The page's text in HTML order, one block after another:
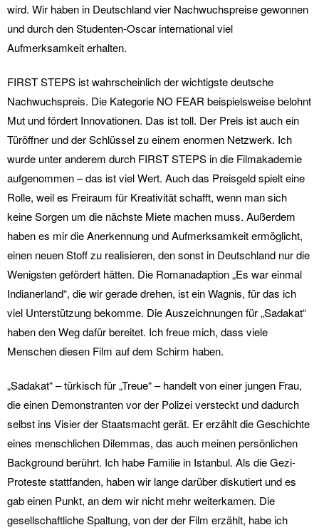
wird. Wir haben in Deutschland vier Nachwuchspreise gewonnen
und durch den Studenten-Oscar international viel
Aufmerksamkeit erhalten.
FIRST STEPS ist wahrscheinlich der wichtigste deutsche
Nachwuchspreis. Die Kategorie NO FEAR beispielsweise belohnt
Mut und fördert Innovationen. Das ist toll. Der Preis ist auch ein
Türöffner und der Schlüssel zu einem enormen Netzwerk. Ich
wurde unter anderem durch FIRST STEPS in die Filmakademie
aufgenommen – das ist viel Wert. Auch das Preisgeld spielt eine
Rolle, weil es Freiraum für Kreativität schafft, wenn man sich
keine Sorgen um die nächste Miete machen muss. Außerdem
haben es mir die Anerkennung und Aufmerksamkeit ermöglicht,
einen neuen Stoff zu realisieren, den sonst in Deutschland nur die
Wenigsten gefördert hätten. Die Romanadaption „Es war einmal
Indianerland“, die wir gerade drehen, ist ein Wagnis, für das ich
viel Unterstützung bekomme. Die Auszeichnungen für „Sadakat“
haben den Weg dafür bereitet. Ich freue mich, dass viele
Menschen diesen Film auf dem Schirm haben.
„Sadakat“ – türkisch für „Treue“ – handelt von einer jungen Frau,
die einen Demonstranten vor der Polizei versteckt und dadurch
selbst ins Visier der Staatsmacht gerät. Er erzählt die Geschichte
eines menschlichen Dilemmas, das auch meinen persönlichen
Background berührt. Ich habe Familie in Istanbul. Als die Gezi-
Proteste stattfanden, haben wir lange darüber diskutiert und es
gab einen Punkt, an dem wir nicht mehr weiterkamen. Die
gesellschaftliche Spaltung, von der der Film erzählt, habe ich